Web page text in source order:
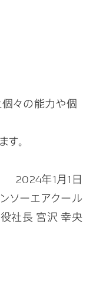
個々の能力や個
。
2024年1月1日
ソーエアクール
社長 宮沢 幸央